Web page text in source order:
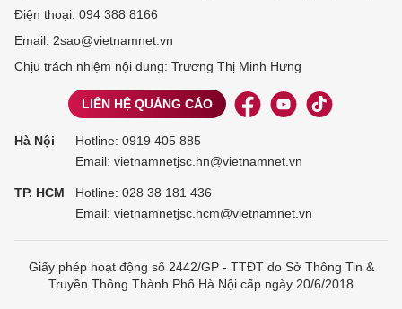
Điện thoại: 094 388 8166
Email: 2sao@vietnamnet.vn
Chịu trách nhiệm nội dung: Trương Thị Minh Hưng
LIÊN HỆ QUẢNG CÁO
Hà Nội Hotline: 0919 405 885
Email: vietnamnetjsc.hn@vietnamnet.vn
TP. HCM Hotline: 028 38 181 436
Email: vietnamnetjsc.hcm@vietnamnet.vn
Giấy phép hoạt động số 2442/GP - TTĐT do Sở Thông Tin &
Truyền Thông Thành Phố Hà Nội cấp ngày 20/6/2018